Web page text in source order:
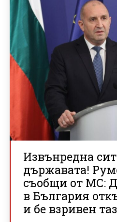
Извънредна
държавата!
съобщи от МС:
в България
и бе взривен